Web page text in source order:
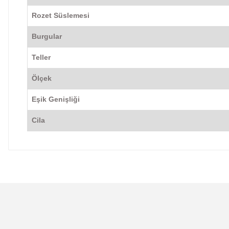
Rozet Süslemesi
Burgular
Teller
Ölçek
Eşik Genişliği
Cila